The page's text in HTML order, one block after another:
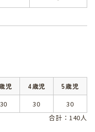
児 4歳児
5歳児
30 30
30
合計：140人